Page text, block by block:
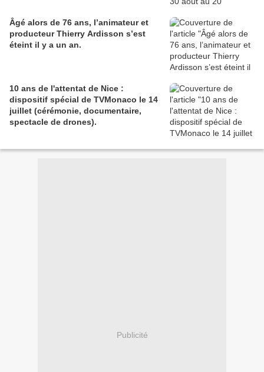
Âgé alors de 76 ans, l’animateur et
producteur Thierry Ardisson s’est
éteint il y a un an.
10 ans de l'attentat de Nice :
dispositif spécial de TVMonaco le 14
juillet (cérémonie, documentaire,
spectacle de drones).
Publicité